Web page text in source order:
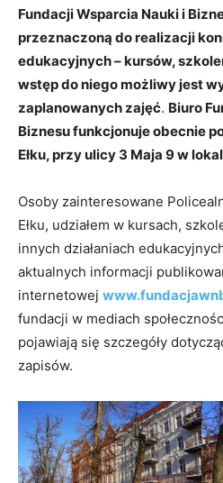
Fundacji Wsparcia Nauki i
przeznaczoną do realizacji
edukacyjnych – kursów,
wstęp do niego możliwy jest
zaplanowanych zajęć. Biuro
Biznesu funkcjonuje obecnie
Ełku, przy ulicy 3 Maja 9 w
Osoby zainteresowane
Ełku, udziałem w kursach,
innych działaniach
aktualnych informacji
internetowej
fundacji w mediach
pojawiają się szczegóły
zapisów.